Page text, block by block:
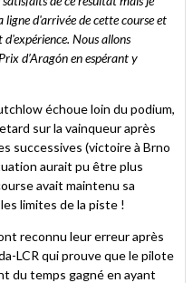
d'arrivée de cette course et
Nous allons
d’Aragón en espérant y
échoue loin du podium,
sur la vainqueur après
successives (victoire à Brno
aurait pu être plus
avait maintenu sa
limites de la piste !
reconnu leur erreur après
LCR qui prouve que le pilote
du temps gagné en ayant